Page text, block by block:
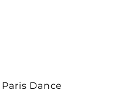
Dance